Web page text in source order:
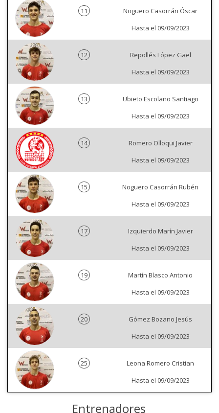
11
Noguero Casorrán Óscar
Hasta el 09/09/2023
12
Repollés López Gael
Hasta el 09/09/2023
13
Ubieto Escolano Santiago
Hasta el 09/09/2023
14
Romero Olloqui Javier
Hasta el 09/09/2023
15
Noguero Casorrán Rubén
Hasta el 09/09/2023
17
Izquierdo Marín Javier
Hasta el 09/09/2023
19
Martín Blasco Antonio
Hasta el 09/09/2023
20
Gómez Bozano Jesús
Hasta el 09/09/2023
25
Leona Romero Cristian
Hasta el 09/09/2023
Entrenadores